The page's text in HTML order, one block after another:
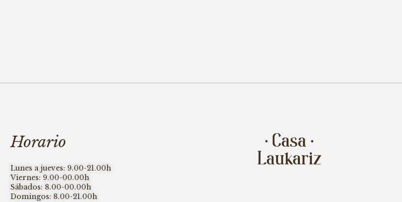
Horario
Lunes a jueves: 9.00-21.00h
Viernes: 9.00-00.00h
Sábados: 8.00-00.00h
Domingos: 8.00-21.00h